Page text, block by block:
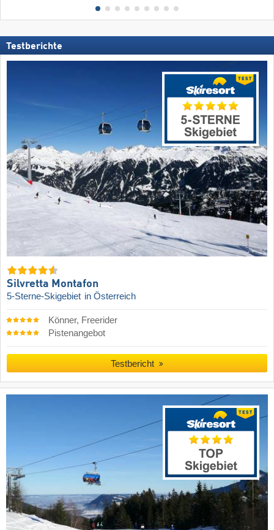
Testberichte
Silvretta Montafon
5-Sterne-Skigebiet in Österreich
Könner, Freerider
Pistenangebot
Testbericht